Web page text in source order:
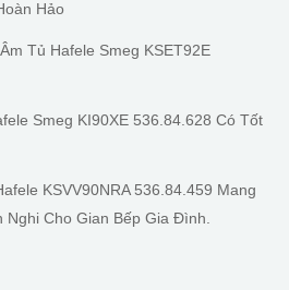
Hảo
Tủ Hafele Smeg KSET92E
Smeg KI90XE 536.84.628 Có Tốt
KSVV90NRA 536.84.459 Mang
Nghi Cho Gian Bếp Gia Đình.